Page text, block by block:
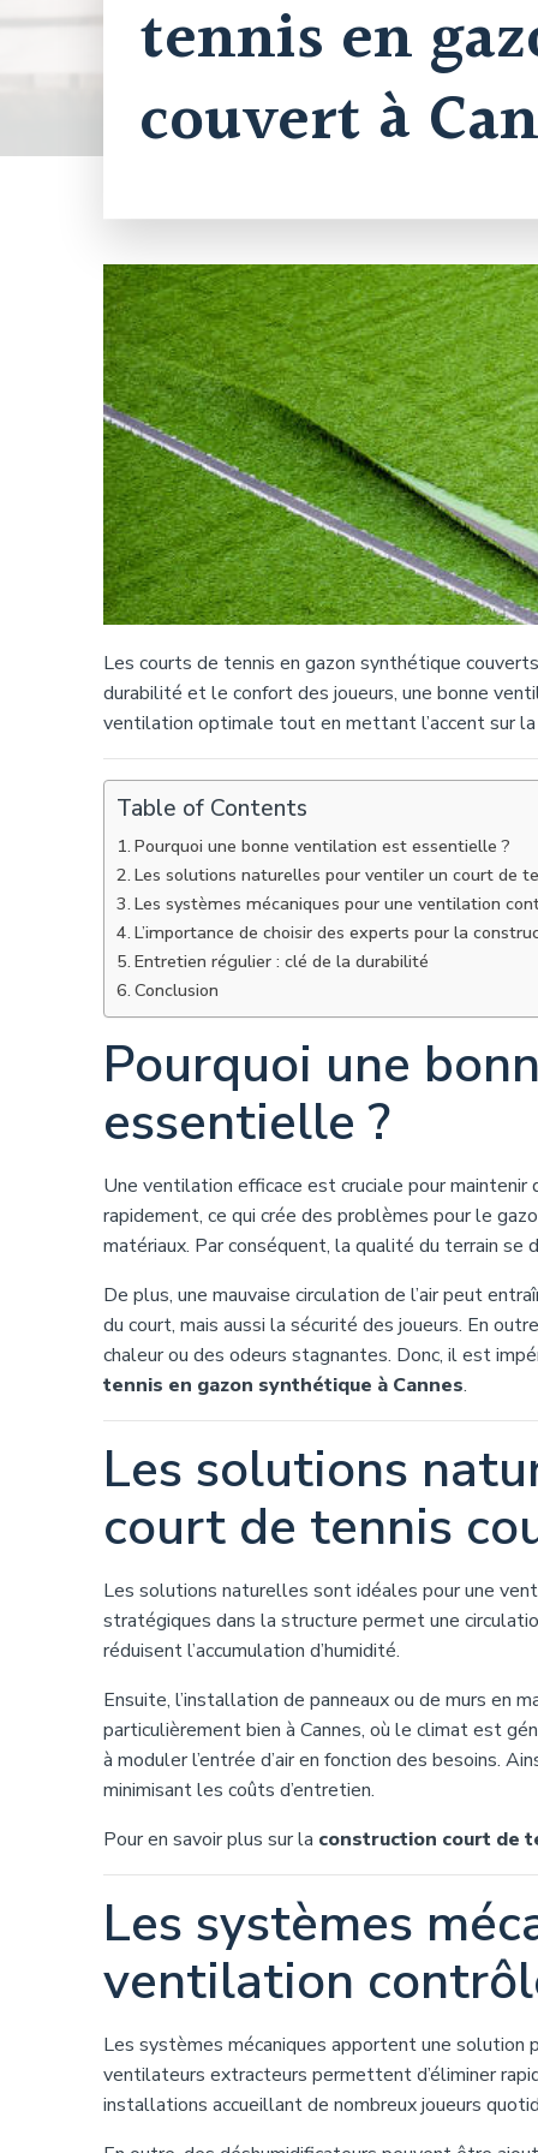
tennis en
couvert à
Les courts de tennis en gazon synthétique
durabilité et le confort des joueurs, une bonne
ventilation optimale tout en mettant l’accent sur
Table of Contents
Pourquoi une bonne ventilation est essentielle ?
Les solutions naturelles pour ventiler un court de
Les systèmes mécaniques pour une ventilation
L’importance de choisir des experts pour la
Entretien régulier : clé de la durabilité
Conclusion
Pourquoi une
essentielle ?
Une ventilation efficace est cruciale pour maintenir
rapidement, ce qui crée des problèmes pour le
matériaux. Par conséquent, la qualité du terrain se
De plus, une mauvaise circulation de l’air peut
du court, mais aussi la sécurité des joueurs. En
chaleur ou des odeurs stagnantes. Donc, il est
tennis en gazon synthétique à Cannes.
Les solutions
court de tennis
Les solutions naturelles sont idéales pour une
stratégiques dans la structure permet une
réduisent l’accumulation d’humidité.
Ensuite, l’installation de panneaux ou de murs en
particulièrement bien à Cannes, où le climat est
à moduler l’entrée d’air en fonction des besoins.
minimisant les coûts d’entretien.
Pour en savoir plus sur la construction court de
Les systèmes
ventilation
Les systèmes mécaniques apportent une solution
ventilateurs extracteurs permettent d’éliminer
installations accueillant de nombreux joueurs